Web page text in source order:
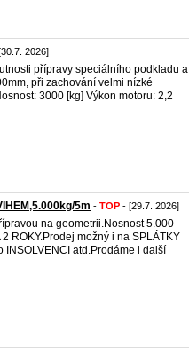
2026]
přípravy speciálního podkladu a
při zachování velmi nízké
3000 [kg] Výkon motoru: 2,2
5m - TOP - [29.7. 2026]
na geometrii.Nosnost 5.000
ROKY.Prodej možný i na SPLÁTKY
INSOLVENCI atd.Prodáme i další